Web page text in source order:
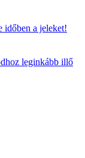
időben a jeleket!
leginkább illő